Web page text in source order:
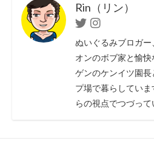
Rin（リン）
TwitterInstagram
ぬいぐるみブロガー
オンのボブ家と愉
ゲンのケンイツ園
プ場で暮らしてい
らの視点でつづって